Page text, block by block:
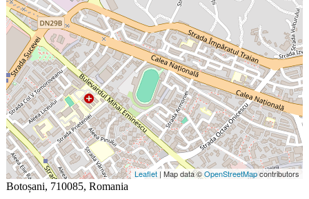
Leaflet | Map data ©OpenStreetMapcontributors
Botoșani, 710085, Romania